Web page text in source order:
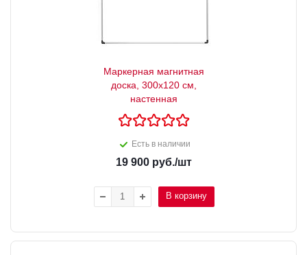
Маркерная магнитная
доска, 300x120 см,
настенная
Есть в наличии
19 900 руб./шт
В корзину